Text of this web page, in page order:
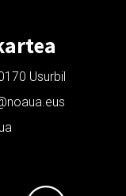
Usurbil